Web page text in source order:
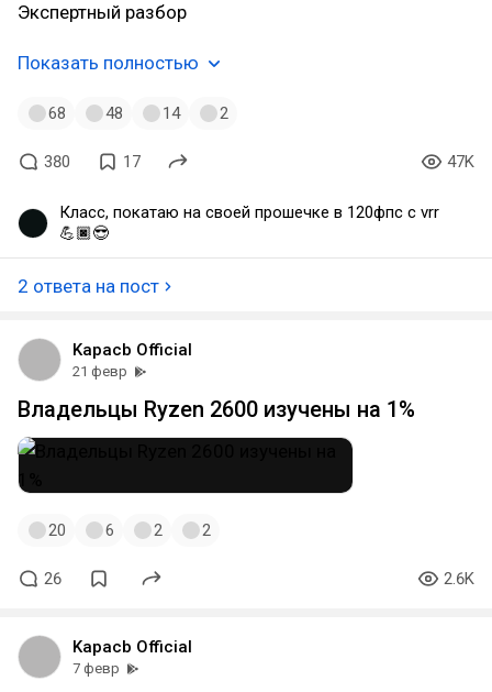
Экспертный разбор
Показать полностью
68 48 14 2
380 17 47K
Класс, покатаю на своей прошечке в 120фпс с vrr
💪🏿😎
2 ответа на пост
Kapacb Official
21 февр
Владельцы Ryzen 2600 изучены на 1%
20 6 2 2
26 2.6K
Kapacb Official
7 февр